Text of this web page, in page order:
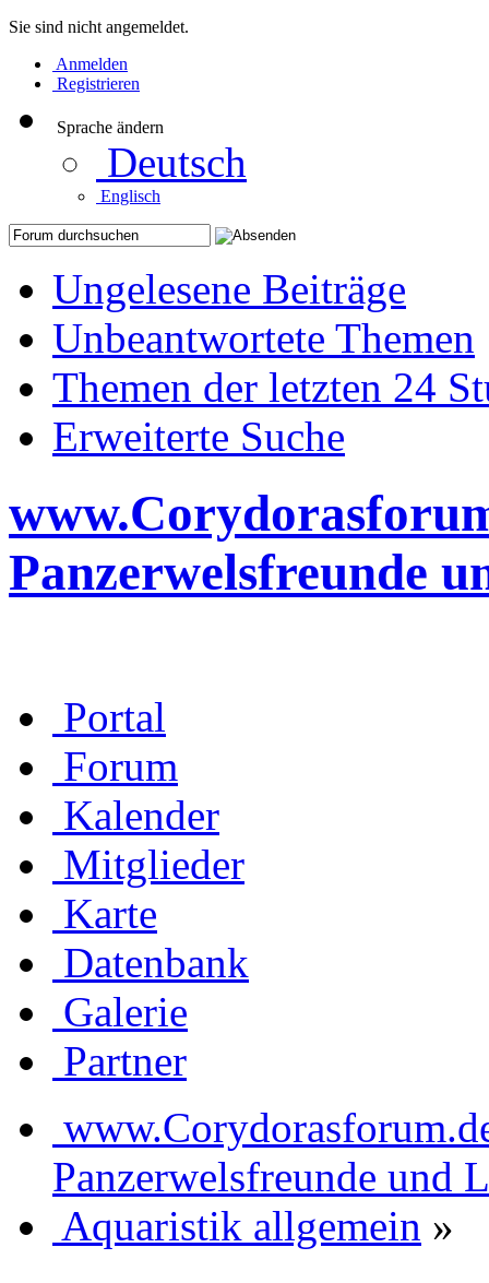
Sie sind nicht angemeldet.
Anmelden
Registrieren
Sprache ändern
Deutsch
Englisch
Ungelesene Beiträge
Unbeantwortete Themen
Themen der letzten 24
Erweiterte Suche
Panzerwelsfreunde
Portal
Forum
Kalender
Mitglieder
Karte
Datenbank
Galerie
Partner
Panzerwelsfreunde und
Aquaristik allgemein »